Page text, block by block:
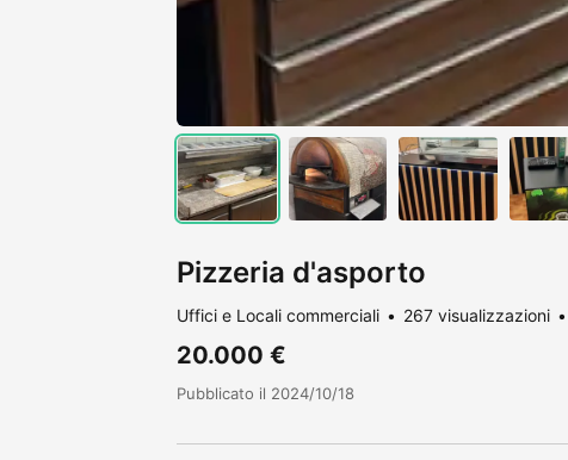
Pizzeria d'asporto
Uffici e Locali commerciali 267 visualizzazioni
20.000 €
Pubblicato il 2024/10/18